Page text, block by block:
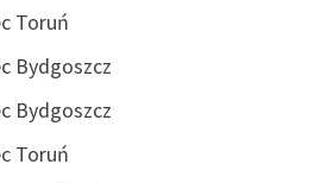
Toruń
Bydgoszcz
Bydgoszcz
Toruń